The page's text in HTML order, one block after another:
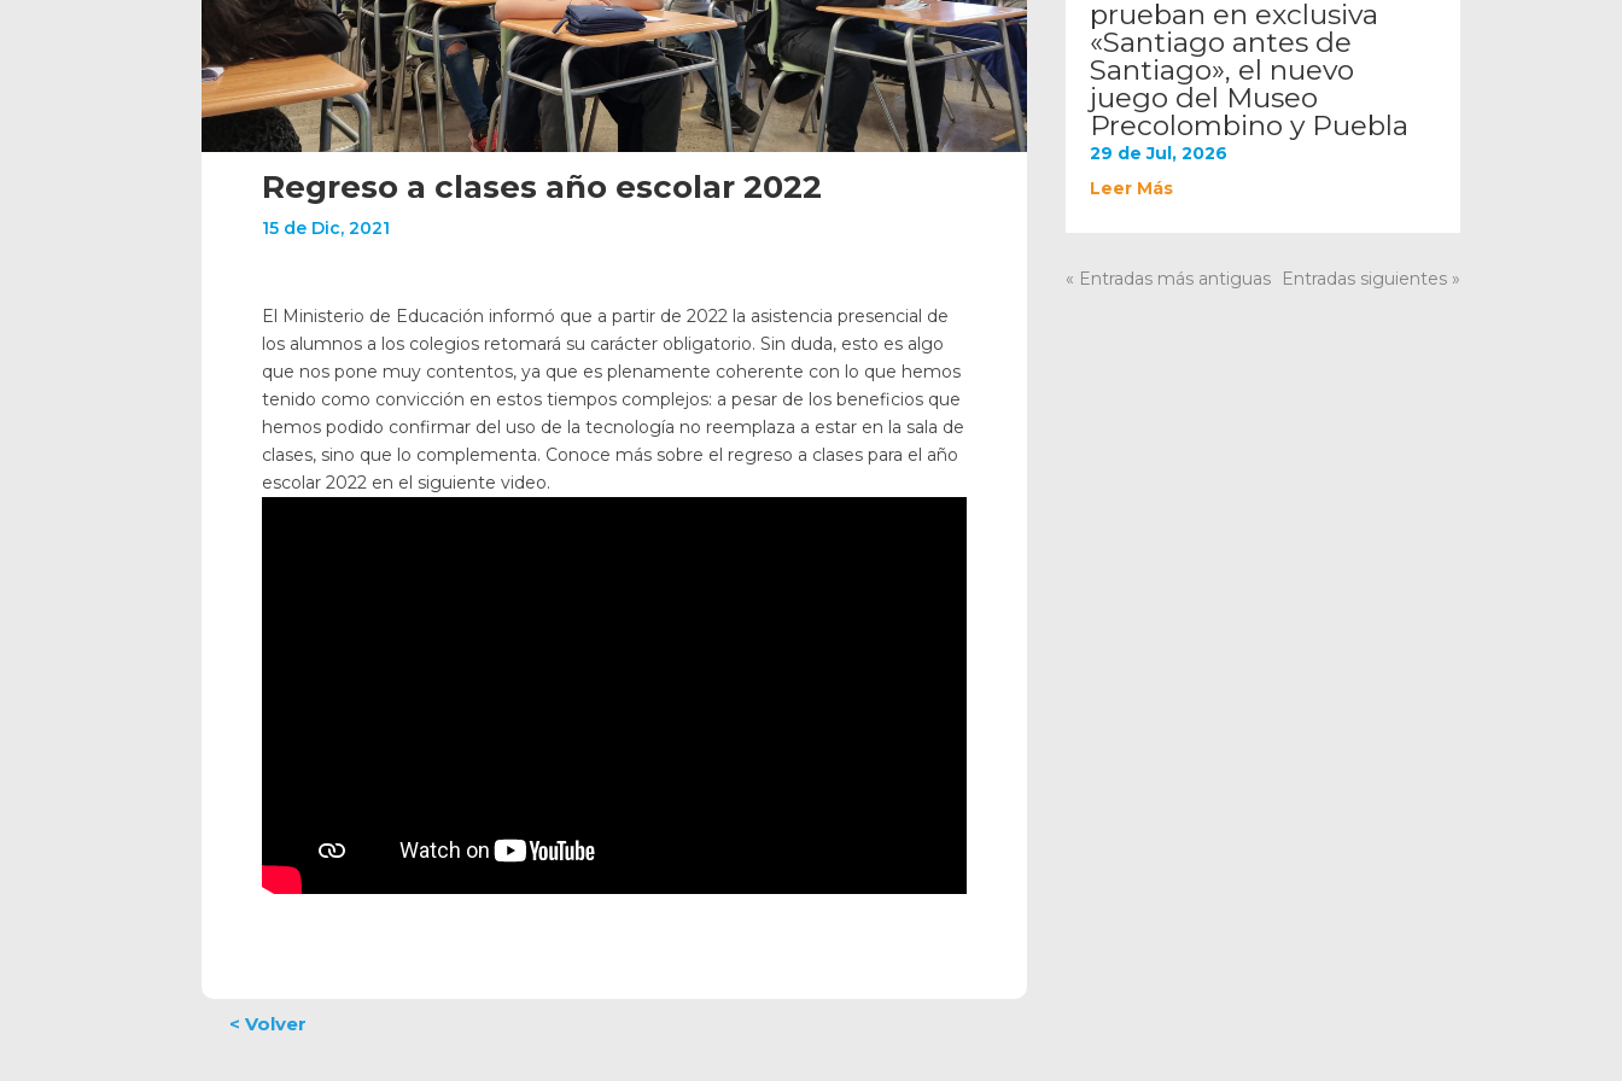
prueban en exclusiva
«Santiago antes de
Santiago», el nuevo
juego del Museo
Precolombino y Puebla
29 de Jul, 2026
Leer Más
« Entradas más antiguas Entradas siguientes »
Regreso a clases año escolar 2022
15 de Dic, 2021
El Ministerio de Educación informó que a partir de 2022 la asistencia presencial de
los alumnos a los colegios retomará su carácter obligatorio. Sin duda, esto es algo
que nos pone muy contentos, ya que es plenamente coherente con lo que hemos
tenido como convicción en estos tiempos complejos: a pesar de los beneficios que
hemos podido confirmar del uso de la tecnología no reemplaza a estar en la sala de
clases, sino que lo complementa. Conoce más sobre el regreso a clases para el año
escolar 2022 en el siguiente video.